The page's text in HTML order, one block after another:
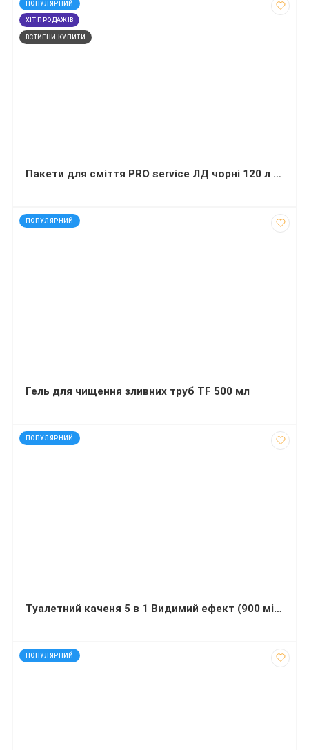
ПОПУЛЯРНИЙ
ХІТ ПРОДАЖІВ
ВСТИГНИ КУПИТИ
Пакети для сміття PRO service ЛД чорні 120 л 20 штук 70х109 сантиметрів
ПОПУЛЯРНИЙ
код: 32268
Гель для чищення зливних труб TF 500 мл
ПОПУЛЯРНИЙ
код: 60555
Туалетний каченя 5 в 1 Видимий ефект (900 мілілітрів)
ПОПУЛЯРНИЙ
код: 30003